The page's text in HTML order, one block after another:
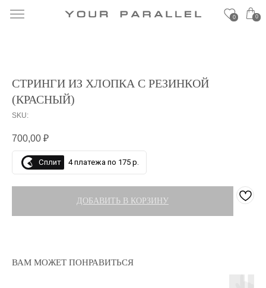
0
0
СТРИНГИ ИЗ ХЛОПКА С РЕЗИНКОЙ
(КРАСНЫЙ)
SKU:
700,00 ₽
Сплит 4 платежа по 175 р.
ДОБАВИТЬ В КОРЗИНУ
ВАМ МОЖЕТ ПОНРАВИТЬСЯ